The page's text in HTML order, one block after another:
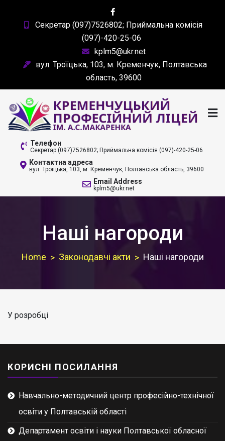
content
Секретар (097)7526802; Приймальна комісія
(097)-420-25-06
kplm5@ukr.net
вул. Троїцька, 103, м. Кременчук, Полтавська
область, 39600
КРЕМЕНЧУЦЬКИЙ
ПРОФЕСІЙНИЙ ЛІЦЕЙ
ІМ. А. С. МАКАРЕНКА
Телефон
Секретар (097)7526802; Приймальна комісія (097)-420-25-06
Контактна адреса
вул. Троїцька, 103, м. Кременчук, Полтавська область, 39600
Email Address
kplm5@ukr.net
Наші нагороди
Home Законодавчі акти Наші нагороди
У розробці
КОРИСНІ ПОСИЛАННЯ
Навчально-методичний центр професійно-технічної
освіти у Полтавській області
Департамент освіти і науки Полтавської обласної